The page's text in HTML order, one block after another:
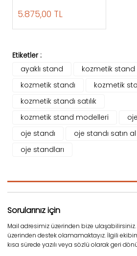
5.875,00 TL
Etiketler :
ayaklı stand
kozmetik stand
kozmetik standı
kozmetik
kozmetik standı satılık
kozmetik stand modelleri
oje standı
oje standı satın al
oje standları
Sorularınız için
Mail adresimiz üzerinden bize
üzerinden destek olamamaktayız. İlgili
kısa sürede yazılı veya sözlü olarak geri